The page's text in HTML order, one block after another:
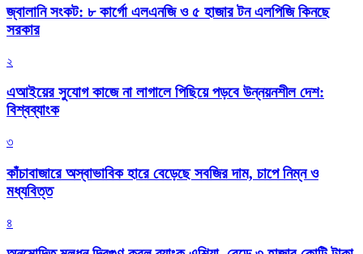
জ্বালানি সংকট: ৮ কার্গো এলএনজি ও ৫ হাজার টন এলপিজি কিনছে
সরকার
২
এআইয়ের সুযোগ কাজে না লাগালে পিছিয়ে পড়বে উন্নয়নশীল দেশ:
বিশ্বব্যাংক
৩
কাঁচাবাজারে অস্বাভাবিক হারে বেড়েছে সবজির দাম, চাপে নিম্ন ও
মধ্যবিত্ত
৪